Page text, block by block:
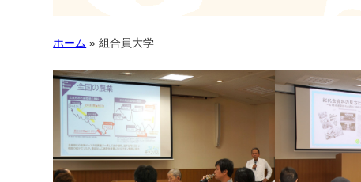
ホーム » 組合員大学